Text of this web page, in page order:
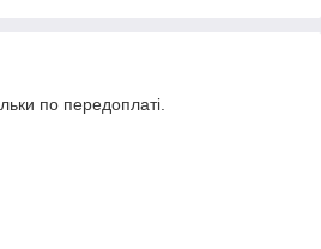
по передоплаті.